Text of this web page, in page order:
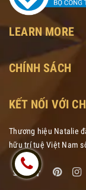
LEARN MORE
CHÍNH SÁCH
KẾT NỐI VỚI
Thương hiệu Natalie
hữu trí tuệ Việt Nam